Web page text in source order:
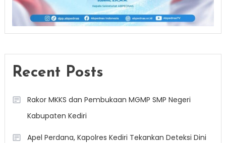
Recent Posts
Rakor MKKS dan Pembukaan MGMP SMP Negeri
Kabupaten Kediri
Apel Perdana, Kapolres Kediri Tekankan Deteksi Dini